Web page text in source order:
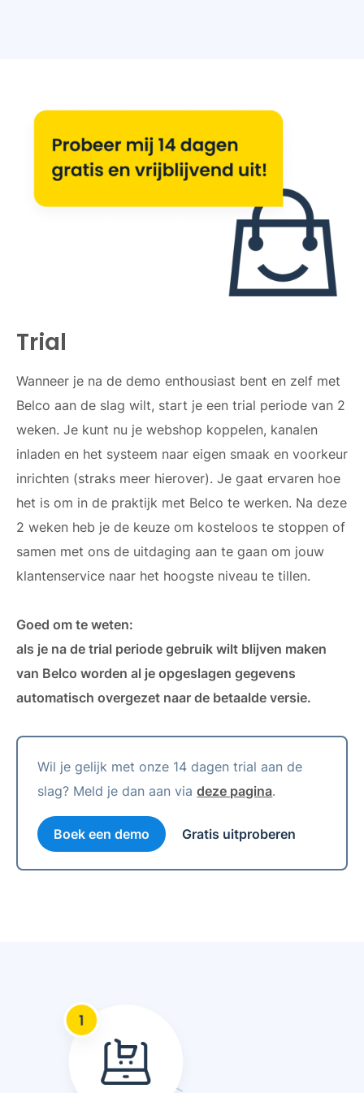
Trial
Wanneer je na de demo enthousiast bent en zelf met
Belco aan de slag wilt, start je een trial periode van 2
weken. Je kunt nu je webshop koppelen, kanalen
inladen en het systeem naar eigen smaak en voorkeur
inrichten (straks meer hierover). Je gaat ervaren hoe
het is om in de praktijk met Belco te werken. Na deze
2 weken heb je de keuze om kosteloos te stoppen of
samen met ons de uitdaging aan te gaan om jouw
klantenservice naar het hoogste niveau te tillen.
Goed om te weten:
als je na de trial periode gebruik wilt blijven maken
van Belco worden al je opgeslagen gegevens
automatisch overgezet naar de betaalde versie.
Wil je gelijk met onze 14 dagen trial aan de
slag? Meld je dan aan viadeze pagina.
Boek een demo Gratis uitproberen